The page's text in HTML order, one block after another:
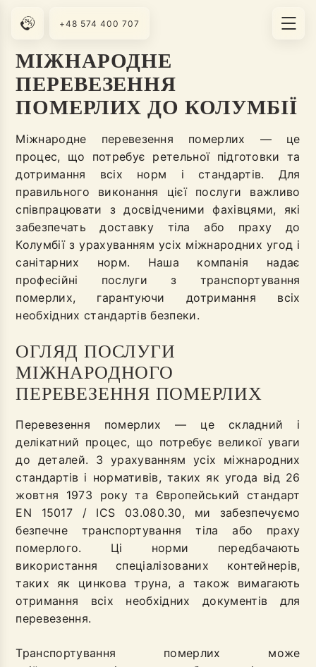
МІЖНАРОДНЕ
ПЕРЕВЕЗЕННЯ
ПОМЕРЛИХ ДО КОЛУМБІЇ
Міжнародне перевезення померлих — це
процес, що потребує ретельної підготовки та
дотримання всіх норм і стандартів. Для
правильного виконання цієї послуги важливо
співпрацювати з досвідченими фахівцями, які
забезпечать доставку тіла або праху до
Колумбії з урахуванням усіх міжнародних угод і
санітарних норм. Наша компанія надає
професійні послуги з транспортування
померлих, гарантуючи дотримання всіх
необхідних стандартів безпеки.
ОГЛЯД ПОСЛУГИ
МІЖНАРОДНОГО
ПЕРЕВЕЗЕННЯ ПОМЕРЛИХ
Перевезення померлих — це складний і
делікатний процес, що потребує великої уваги
до деталей. З урахуванням усіх міжнародних
стандартів і нормативів, таких як угода від 26
жовтня 1973 року та Європейський стандарт
EN 15017 / ICS 03.080.30, ми забезпечуємо
безпечне транспортування тіла або праху
померлого. Ці норми передбачають
використання спеціалізованих контейнерів,
таких як цинкова труна, а також вимагають
отримання всіх необхідних документів для
перевезення.
Транспортування померлих може
+48 574 400 707